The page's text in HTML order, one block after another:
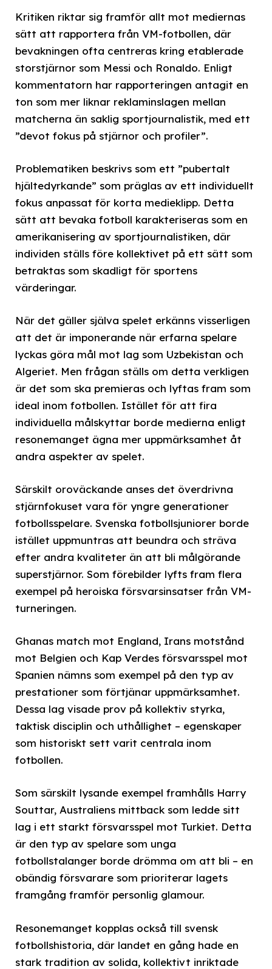
Kritiken riktar sig framför allt mot mediernas
sätt att rapportera från VM-fotbollen, där
bevakningen ofta centreras kring etablerade
storstjärnor som Messi och Ronaldo. Enligt
kommentatorn har rapporteringen antagit en
ton som mer liknar reklaminslagen mellan
matcherna än saklig sportjournalistik, med ett
”devot fokus på stjärnor och profiler”.
Problematiken beskrivs som ett ”pubertalt
hjältedyrkande” som präglas av ett individuellt
fokus anpassat för korta medieklipp. Detta
sätt att bevaka fotboll karakteriseras som en
amerikanisering av sportjournalistiken, där
individen ställs före kollektivet på ett sätt som
betraktas som skadligt för sportens
värderingar.
När det gäller själva spelet erkänns visserligen
att det är imponerande när erfarna spelare
lyckas göra mål mot lag som Uzbekistan och
Algeriet. Men frågan ställs om detta verkligen
är det som ska premieras och lyftas fram som
ideal inom fotbollen. Istället för att fira
individuella målskyttar borde medierna enligt
resonemanget ägna mer uppmärksamhet åt
andra aspekter av spelet.
Särskilt oroväckande anses det överdrivna
stjärnfokuset vara för yngre generationer
fotbollsspelare. Svenska fotbollsjuniorer borde
istället uppmuntras att beundra och sträva
efter andra kvaliteter än att bli målgörande
superstjärnor. Som förebilder lyfts fram flera
exempel på heroiska försvarsinsatser från VM-
turneringen.
Ghanas match mot England, Irans motstånd
mot Belgien och Kap Verdes försvarsspel mot
Spanien nämns som exempel på den typ av
prestationer som förtjänar uppmärksamhet.
Dessa lag visade prov på kollektiv styrka,
taktisk disciplin och uthållighet – egenskaper
som historiskt sett varit centrala inom
fotbollen.
Som särskilt lysande exempel framhålls Harry
Souttar, Australiens mittback som ledde sitt
lag i ett starkt försvarsspel mot Turkiet. Detta
är den typ av spelare som unga
fotbollstalanger borde drömma om att bli – en
obändig försvarare som prioriterar lagets
framgång framför personlig glamour.
Resonemanget kopplas också till svensk
fotbollshistoria, där landet en gång hade en
stark tradition av solida, kollektivt inriktade